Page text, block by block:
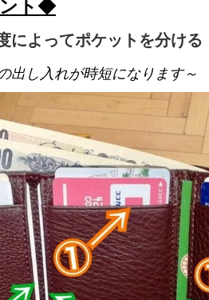
ト◆
よってポケットを分ける
出し入れが時短になります～